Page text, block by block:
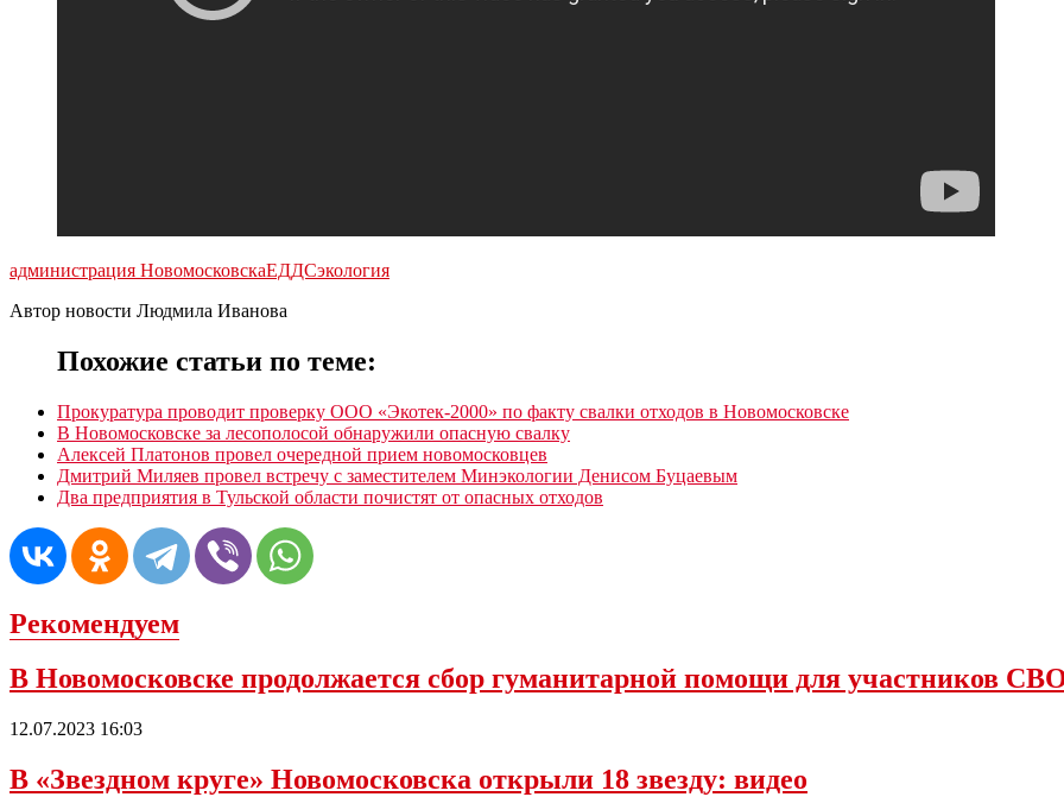
администрация НовомосковскаЕДДСэкология
Автор новости Людмила Иванова
Похожие статьи по теме:
Прокуратура проводит проверку ООО «Экотек-2000» по факту свалки отходов в Новомосковске
В Новомосковске за лесополосой обнаружили опасную свалку
Алексей Платонов провел очередной прием новомосковцев
Дмитрий Миляев провел встречу с заместителем Минэкологии Денисом Буцаевым
Два предприятия в Тульской области почистят от опасных отходов
Рекомендуем
В Новомосковске продолжается сбор гуманитарной помощи для участников
12.07.2023 16:03
В «Звездном круге» Новомосковска открыли 18 звезду: видео